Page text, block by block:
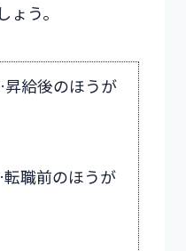
う。
給後のほうが
職前のほうが